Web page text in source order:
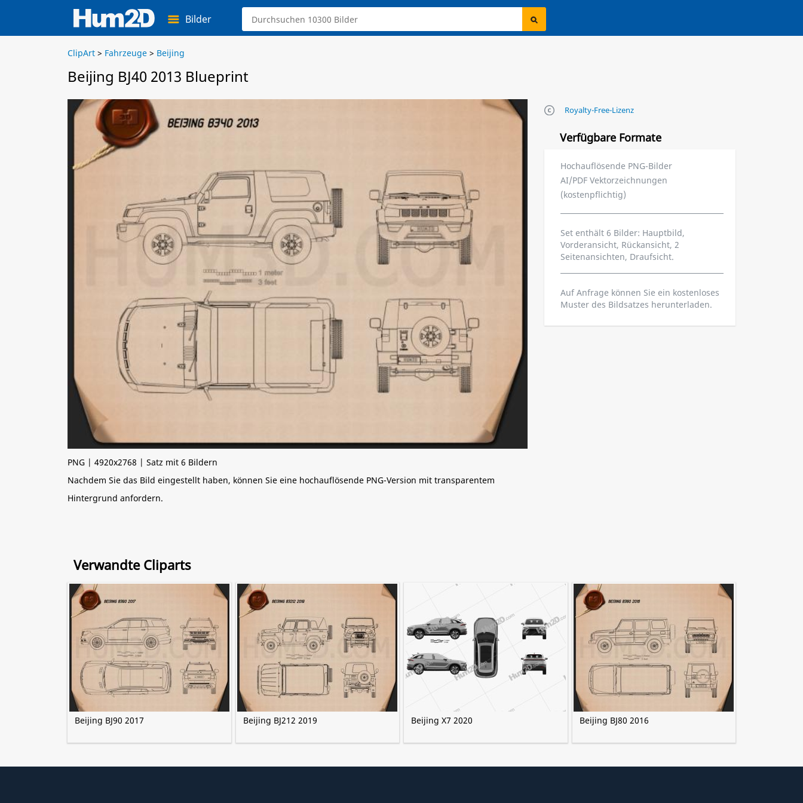
Bilder
ClipArt > Fahrzeuge > Beijing
Beijing BJ40 2013 Blueprint
PNG | 4920x2768 | Satz mit 6 Bildern
Nachdem Sie das Bild eingestellt haben, können Sie eine hochauflösende PNG-Version mit transparentem
Hintergrund anfordern.
Royalty-Free-Lizenz
Verfügbare Formate
Hochauflösende PNG-Bilder
AI/PDF Vektorzeichnungen
(kostenpflichtig)
Set enthält 6 Bilder: Hauptbild,
Vorderansicht, Rückansicht, 2
Seitenansichten, Draufsicht.
Auf Anfrage können Sie ein kostenloses
Muster des Bildsatzes herunterladen.
Verwandte Cliparts
Beijing BJ90 2017 Beijing BJ212 2019 Beijing X7 2020 Beijing BJ80 2016